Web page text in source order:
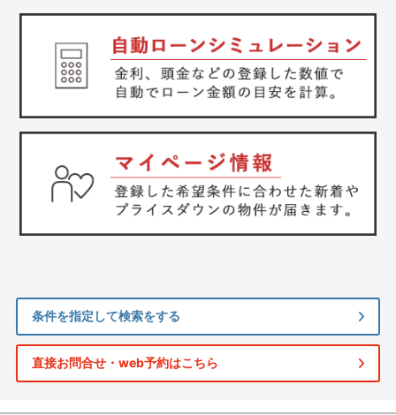
条件を指定して検索をする
直接お問合せ・web予約はこちら